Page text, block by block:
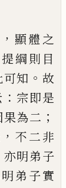
， 顯體之
提綱則目
可知 。 故
： 宗即是
果為二 ；
， 不二非
亦明弟子
弟子實